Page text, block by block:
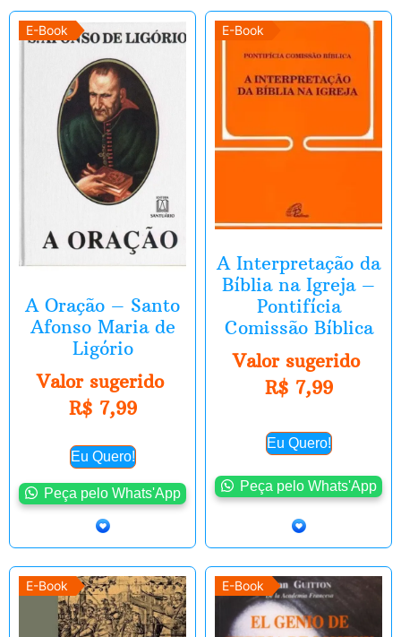
E-Book
A Oração – Santo
Afonso Maria de
Ligório
Valor sugerido
R$7,99
Eu Quero!
Peça pelo Whats'App
E-Book
A Interpretação da
Bíblia na Igreja –
Pontifícia
Comissão Bíblica
Valor sugerido
R$7,99
Eu Quero!
Peça pelo Whats'App
E-Book E-Book